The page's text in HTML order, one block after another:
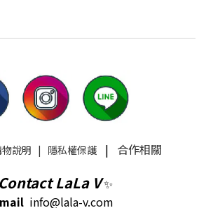
物說明 | 隱私權保護| 合作相關
Contact LaLa V✨
info@lala-v.com